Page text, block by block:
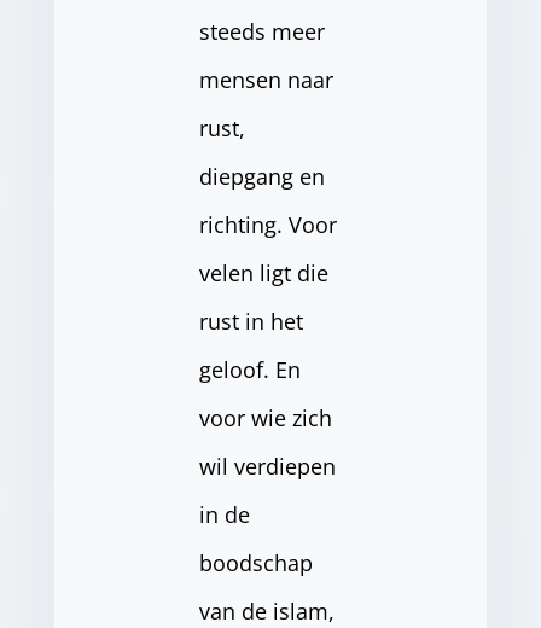
steeds meer
mensen naar
rust,
diepgang en
richting. Voor
velen ligt die
rust in het
geloof. En
voor wie zich
wil verdiepen
in de
boodschap
van de islam,